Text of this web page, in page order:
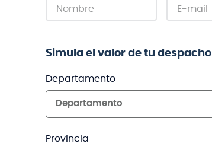
Simula el valor de tu despacho
Departamento
Departamento
Provincia